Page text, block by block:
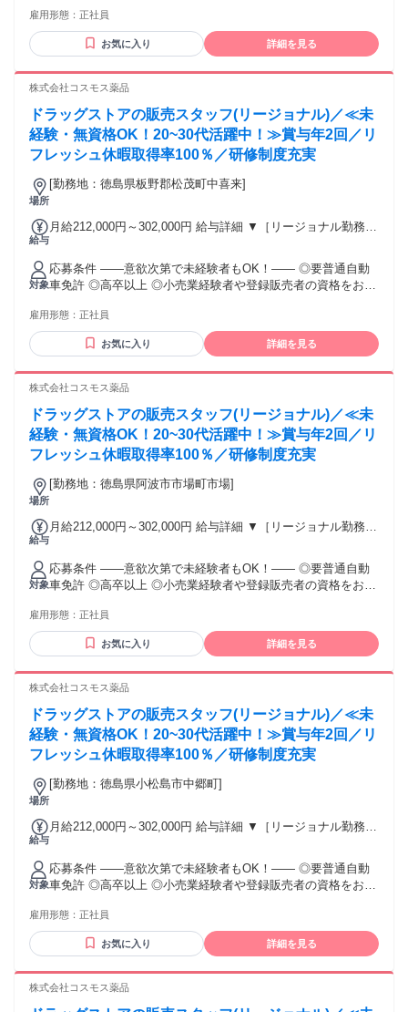
ｈ） ※赴任住宅手当3万円込み（家賃6万円の物件入居の場
344,300円 （29ｈ分時間外手当含む。実際の残業時間16.5ｈ）
※赴任住宅手当3万円込み（家賃6万円の物件入居の場合）
【経験者B】小売業で店長・マネジメント職経験者(登録販売
者)) 309,300円～376,200円 （39ｈ分時間外手当含む。実際の
残業時間22ｈ） ※赴任住宅手当3万円込み（家賃6万円の物件
入居の場合） 勤務形態やエリアによって異なります。 詳細に
ついては【勤務地範囲と給与について】をご確認ください。
後、資格取得を目指すことも可能。研修や講習会もあり。 ※
同業界からの転職者が増えてきており、入社後活躍に繋がっ
ています。もちろん異業界からの応募や、第二新卒者も含め
雇用形態： 正社員
お気に入り 詳細を見る
株式会社コスモス薬品
ドラッグストアの販売スタッフ(リージョナル)／≪未
経験・無資格OK！20~30代活躍中！≫賞与年2回／リ
フレッシュ休暇取得率100％／研修制度充実
場所
[勤務地：徳島県板野郡松茂町中喜来]
給与
月給212,000円～302,000円 給与詳細 ▼［リージョナル勤務］
（残業時間 月2h程度） 247,000円～277,000円 【スキルアッ
プコース】早期キャリアアップを目指したい方向け 271,000円
～317,600円 （15ｈ分時間外手当含む。実際の残業時間11
ｈ） ※赴任住宅手当3万円込み（家賃6万円の物件入居の場
344,300円 （29ｈ分時間外手当含む。実際の残業時間16.5ｈ）
※赴任住宅手当3万円込み（家賃6万円の物件入居の場合）
【経験者B】小売業で店長・マネジメント職経験者(登録販売
者)) 309,300円～376,200円 （39ｈ分時間外手当含む。実際の
残業時間22ｈ） ※赴任住宅手当3万円込み（家賃6万円の物件
入居の場合） 勤務形態やエリアによって異なります。 詳細に
ついては【勤務地範囲と給与について】をご確認ください。
対象
応募条件 ――意欲次第で未経験者もOK！―― ◎要普通自動
車免許 ◎高卒以上 ◎小売業経験者や登録販売者の資格をお持
後、資格取得を目指すことも可能。研修や講習会もあり。 ※
同業界からの転職者が増えてきており、入社後活躍に繋がっ
ています。もちろん異業界からの応募や、第二新卒者も含め
雇用形態： 正社員
お気に入り 詳細を見る
株式会社コスモス薬品
ドラッグストアの販売スタッフ(リージョナル)／≪未
経験・無資格OK！20~30代活躍中！≫賞与年2回／リ
フレッシュ休暇取得率100％／研修制度充実
場所
[勤務地：徳島県阿波市市場町市場]
給与
月給212,000円～302,000円 給与詳細 ▼［リージョナル勤務］
（残業時間 月2h程度） 247,000円～277,000円 【スキルアッ
プコース】早期キャリアアップを目指したい方向け 271,000円
～317,600円 （15ｈ分時間外手当含む。実際の残業時間11
ｈ） ※赴任住宅手当3万円込み（家賃6万円の物件入居の場
344,300円 （29ｈ分時間外手当含む。実際の残業時間16.5ｈ）
※赴任住宅手当3万円込み（家賃6万円の物件入居の場合）
【経験者B】小売業で店長・マネジメント職経験者(登録販売
者)) 309,300円～376,200円 （39ｈ分時間外手当含む。実際の
残業時間22ｈ） ※赴任住宅手当3万円込み（家賃6万円の物件
入居の場合） 勤務形態やエリアによって異なります。 詳細に
ついては【勤務地範囲と給与について】をご確認ください。
対象
応募条件 ――意欲次第で未経験者もOK！―― ◎要普通自動
車免許 ◎高卒以上 ◎小売業経験者や登録販売者の資格をお持
後、資格取得を目指すことも可能。研修や講習会もあり。 ※
同業界からの転職者が増えてきており、入社後活躍に繋がっ
ています。もちろん異業界からの応募や、第二新卒者も含め
雇用形態： 正社員
お気に入り 詳細を見る
株式会社コスモス薬品
ドラッグストアの販売スタッフ(リージョナル)／≪未
経験・無資格OK！20~30代活躍中！≫賞与年2回／リ
フレッシュ休暇取得率100％／研修制度充実
場所
[勤務地：徳島県小松島市中郷町]
給与
月給212,000円～302,000円 給与詳細 ▼［リージョナル勤務］
（残業時間 月2h程度） 247,000円～277,000円 【スキルアッ
プコース】早期キャリアアップを目指したい方向け 271,000円
～317,600円 （15ｈ分時間外手当含む。実際の残業時間11
ｈ） ※赴任住宅手当3万円込み（家賃6万円の物件入居の場
344,300円 （29ｈ分時間外手当含む。実際の残業時間16.5ｈ）
※赴任住宅手当3万円込み（家賃6万円の物件入居の場合）
【経験者B】小売業で店長・マネジメント職経験者(登録販売
者)) 309,300円～376,200円 （39ｈ分時間外手当含む。実際の
残業時間22ｈ） ※赴任住宅手当3万円込み（家賃6万円の物件
対象
応募条件 ――意欲次第で未経験者もOK！―― ◎要普通自動
車免許 ◎高卒以上 ◎小売業経験者や登録販売者の資格をお持
後、資格取得を目指すことも可能。研修や講習会もあり。 ※
同業界からの転職者が増えてきており、入社後活躍に繋がっ
ています。もちろん異業界からの応募や、第二新卒者も含め
雇用形態： 正社員
お気に入り 詳細を見る
株式会社コスモス薬品